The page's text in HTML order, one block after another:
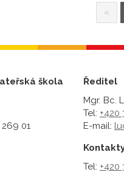
«
škola
01
Ředitel
Mgr. Bc.
Tel: +420
E-mail:
Tel: +420